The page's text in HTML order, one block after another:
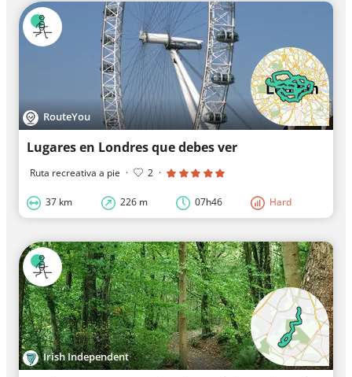
RouteYou
Lugares en Londres que debes ver
Ruta recreativa a pie · 2 ·
37 km 226 m 07h46 Hard
Irish Independent